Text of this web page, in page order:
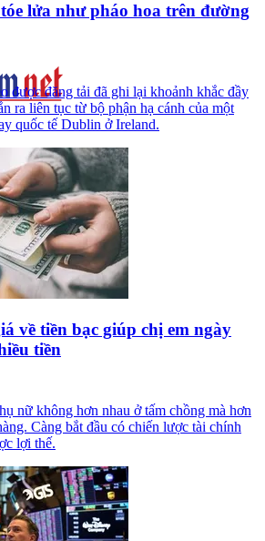
lửa như pháo hoa trên đường
được đăng tải đã ghi lại khoảnh khắc đầy
ra liên tục từ bộ phận hạ cánh của một
quốc tế Dublin ở Ireland.
về tiền bạc giúp chị em ngày
tiền
nữ không hơn nhau ở tấm chồng mà hơn
Càng bắt đầu có chiến lược tài chính
lợi thế.